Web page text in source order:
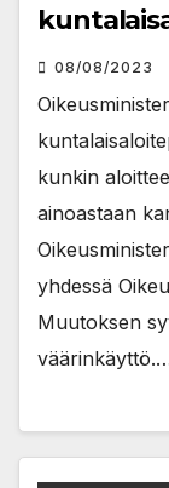
08/08/2023
kunkin
ainoastaan
yhdessä
Muutoksen